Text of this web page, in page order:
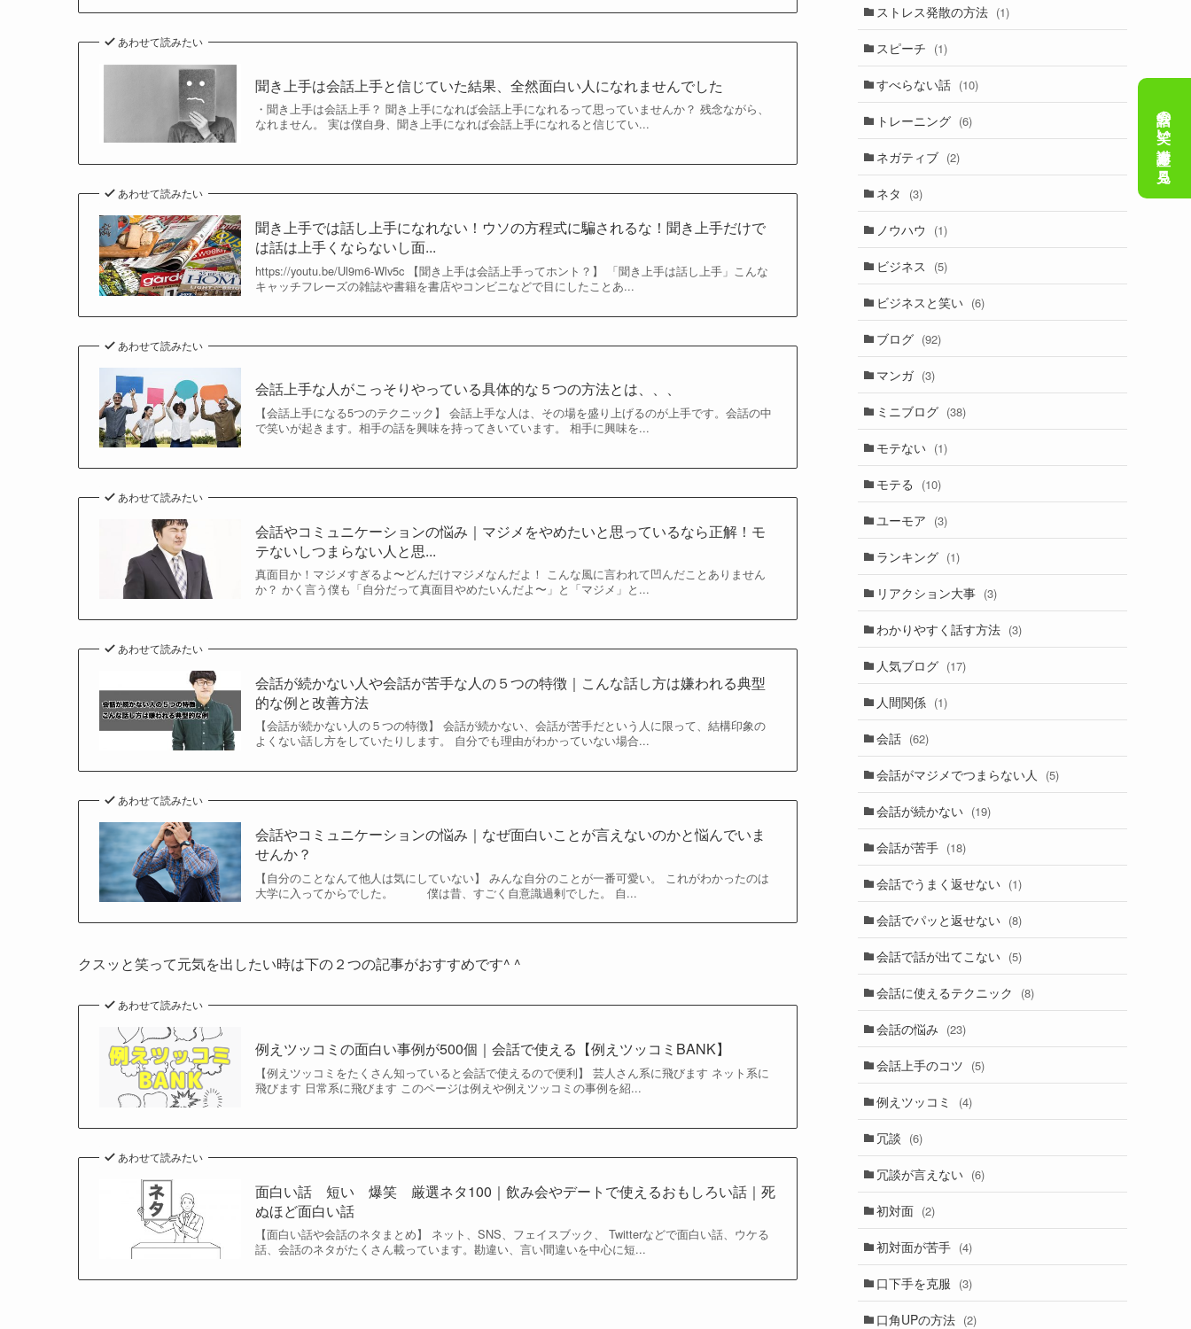
あわせて読みたい
聞き上手は会話上手と信じていた結果、全然面白い人になれませんでした
・聞き上手は会話上手？ 聞き上手になれば会話上手になれるって思っていませんか？ 残念ながら、
なれません。 実は僕自身、聞き上手になれば会話上手になれると信じてい...
あわせて読みたい
聞き上手では話し上手になれない！ウソの方程式に騙されるな！聞き上手だけで
は話は上手くならないし面...
https://youtu.be/Ul9m6-Wlv5c 【聞き上手は会話上手ってホント？】 「聞き上手は話し上手」こんな
キャッチフレーズの雑誌や書籍を書店やコンビニなどで目にしたことあ...
あわせて読みたい
会話上手な人がこっそりやっている具体的な５つの方法とは、、、
【会話上手になる5つのテクニック】 会話上手な人は、その場を盛り上げるのが上手です。会話の中
で笑いが起きます。相手の話を興味を持ってきいています。 相手に興味を...
あわせて読みたい
会話やコミュニケーションの悩み｜マジメをやめたいと思っているなら正解！モ
テないしつまらない人と思...
真面目か！マジメすぎるよ〜どんだけマジメなんだよ！ こんな風に言われて凹んだことありません
か？ かく言う僕も「自分だって真面目やめたいんだよ〜」と「マジメ」と...
あわせて読みたい
会話が続かない人や会話が苦手な人の５つの特徴｜こんな話し方は嫌われる典型
的な例と改善方法
【会話が続かない人の５つの特徴】 会話が続かない、会話が苦手だという人に限って、結構印象の
よくない話し方をしていたりします。 自分でも理由がわかっていない場合...
あわせて読みたい
会話やコミュニケーションの悩み｜なぜ面白いことが言えないのかと悩んでいま
せんか？
【自分のことなんて他人は気にしていない】 みんな自分のことが一番可愛い。 これがわかったのは
大学に入ってからでした。 僕は昔、すごく自意識過剰でした。 自...
クスッと笑って元気を出したい時は下の２つの記事がおすすめです^ ^
あわせて読みたい
例えツッコミの面白い事例が500個｜会話で使える【例えツッコミBANK】
【例えツッコミをたくさん知っていると会話で使えるので便利】 芸人さん系に飛びます ネット系に
飛びます 日常系に飛びます このページは例えや例えツッコミの事例を紹...
あわせて読みたい
面白い話 短い 爆笑 厳選ネタ100｜飲み会やデートで使えるおもしろい話｜死
ぬほど面白い話
【面白い話や会話のネタまとめ】 ネット、SNS、フェイスブック、 Twitterなどで面白い話、ウケる
話、会話のネタがたくさん載っています。勘違い、言い間違いを中心に短...
ストレス発散の方法 (1)
スピーチ (1)
すべらない話 (10)
トレーニング (6)
ネガティブ (2)
ネタ (3)
ノウハウ (1)
ビジネス (5)
ビジネスと笑い (6)
ブログ (92)
マンガ (3)
ミニブログ (38)
モテない (1)
モテる (10)
ユーモア (3)
ランキング (1)
リアクション大事 (3)
わかりやすく話す方法 (3)
人気ブログ (17)
人間関係 (1)
会話 (62)
会話がマジメでつまらない人 (5)
会話が続かない (19)
会話が苦手 (18)
会話でうまく返せない (1)
会話でパッと返せない (8)
会話で話が出てこない (5)
会話に使えるテクニック (8)
会話の悩み (23)
会話上手のコツ (5)
例えツッコミ (4)
冗談 (6)
冗談が言えない (6)
初対面 (2)
初対面が苦手 (4)
口下手を克服 (3)
口角UPの方法 (2)
会話の笑い講座を見る